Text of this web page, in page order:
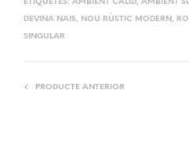
ETIQUETES: AMBIENT CÀLID, AMBIENT
DEVINA NAIS, NOU RÚSTIC MODERN ,
SINGULAR
PRODUCTE ANTERIOR